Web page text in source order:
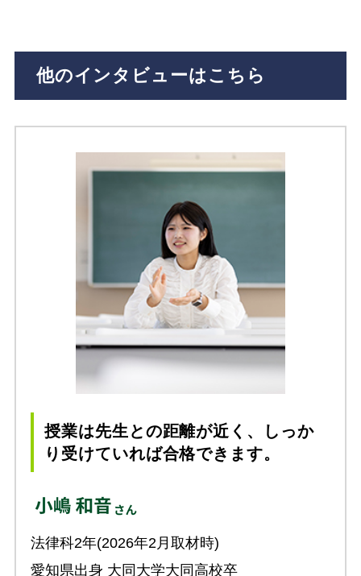
他のインタビューはこちら
授業は先生との距離が近く、しっか
り受けていれば合格できます。
法律科2年(2026年2月取材時)
愛知県出身 大同大学大同高校卒